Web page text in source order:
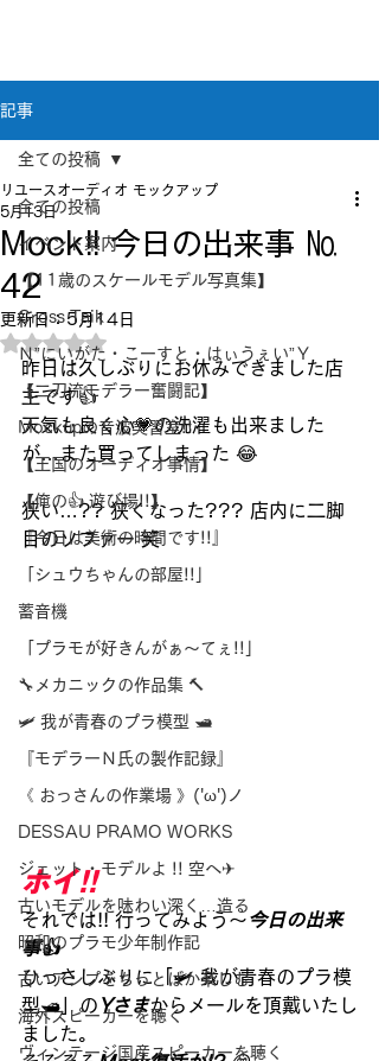
記事
全ての投稿
イベント案内
【11歳のスケールモデル写真集】
Cross Taik
Ｎ”にいがた・こーすと・はぃうぇい”Ｙ
【二刀流モデラー奮闘記】
Mockupの音波実習室!!
【王国のオーディオ事情】
【俺の👍 遊び場!!】
『今日は美術の時間です!!』
「シュウちゃんの部屋!!」
蓄音機
「プラモが好きんがぁ～てぇ!!」
🔧メカニックの作品集 🔨
🛩 我が青春のプラ模型 🛥
『モデラーＮ氏の製作記録』
《 おっさんの作業場 》('ω')ノ
DESSAU PRAMO WORKS
ジェット・モデルよ !! 空へ✈
古いモデルを味わい深く…造る
昭和のプラモ少年制作記
古いアンプをちっとばか楽しむ
海外スピーカーを聴く
ヴィンテージ国産スピーカーを聴く
全ての投稿
Mock!! 今日の出来事 №
42
リユースオーディオ モックアップ
5月13日
更新日：5月14日
5つ星のうちNaNと評価されています。
昨日は久しぶりにお休みできました店
主です👍
天気も良く心💗の洗濯も出来ました
が…また買ってしまった 😂
狭い…?? 狭くなった??? 店内に二脚
目のソファー 笑
ホイ!!
それでは!! 行ってみよう～今日の出来
事👍
ひっさしぶりに「🛩 我が青春のプラ模
型🛥」の Yさまからメールを頂戴いたし
ました。